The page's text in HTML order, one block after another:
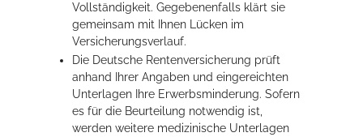
Vollständigkeit. Gegebenenfalls klärt sie
gemeinsam mit Ihnen Lücken im
Versicherungsverlauf.
Die Deutsche Rentenversicherung prüft
anhand Ihrer Angaben und eingereichten
Unterlagen Ihre Erwerbsminderung. Sofern
es für die Beurteilung notwendig ist,
werden weitere medizinische Unterlagen